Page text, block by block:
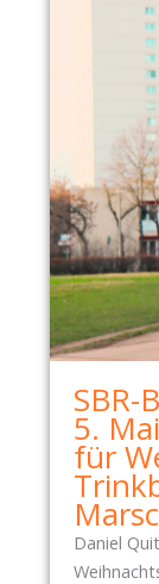
SBR-
5.
für
Daniel